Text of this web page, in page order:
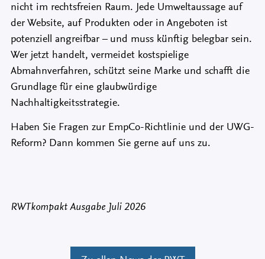
nicht im rechtsfreien Raum. Jede Umweltaussage auf
der Website, auf Produkten oder in Angeboten ist
potenziell angreifbar – und muss künftig belegbar sein.
Wer jetzt handelt, vermeidet kostspielige
Abmahnverfahren, schützt seine Marke und schafft die
Grundlage für eine glaubwürdige
Nachhaltigkeitsstrategie.
Haben Sie Fragen zur EmpCo-Richtlinie und der UWG-
Reform? Dann kommen Sie gerne auf uns zu.
RWTkompakt Ausgabe Juli 2026